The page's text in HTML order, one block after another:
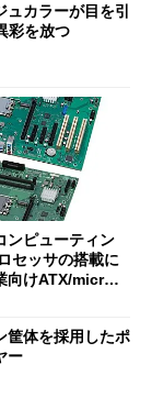
カラーが目を引
彩を放つ
ンピューティン
セッサの搭載に
向けATX/micro
筐体を採用したポ
ー